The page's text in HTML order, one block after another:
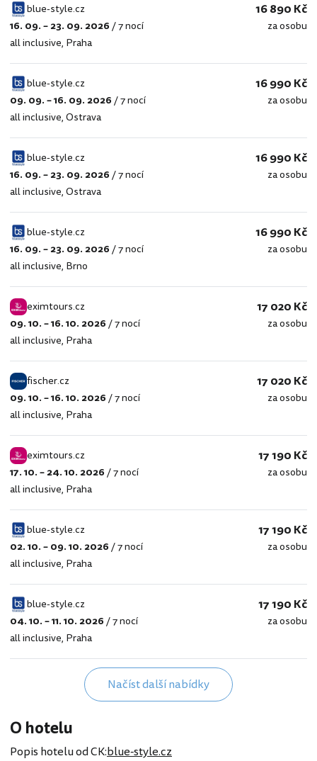
blue-
style.cz
blue-style.cz
16. 09. – 23. 09. 2026/7 nocí
all inclusive, Praha
16 890 Kč
za osobu
blue-
style.cz
blue-style.cz
09. 09. – 16. 09. 2026/7 nocí
all inclusive,Ostrava
16 990 Kč
za osobu
blue-
style.cz
blue-style.cz
16. 09. – 23. 09. 2026/7 nocí
all inclusive,Ostrava
16 990 Kč
za osobu
blue-
style.cz
blue-style.cz
16. 09. – 23. 09. 2026/7 nocí
all inclusive, Brno
16 990 Kč
za osobu
eximtours.cz
eximtours.cz
09. 10. – 16. 10. 2026/7 nocí
all inclusive, Praha
17 020 Kč
za osobu
fischer.cz
fischer.cz
09. 10. – 16. 10. 2026/7 nocí
all inclusive, Praha
17 020 Kč
za osobu
eximtours.cz
eximtours.cz
17. 10. – 24. 10. 2026/7 nocí
all inclusive, Praha
17 190 Kč
za osobu
blue-
style.cz
blue-style.cz
02. 10. – 09. 10. 2026/7 nocí
all inclusive, Praha
17 190 Kč
za osobu
blue-
style.cz
blue-style.cz
04. 10. – 11. 10. 2026/7 nocí
all inclusive, Praha
17 190 Kč
za osobu
Načíst další nabídky
O hotelu
Popis hotelu od CK:blue-style.cz